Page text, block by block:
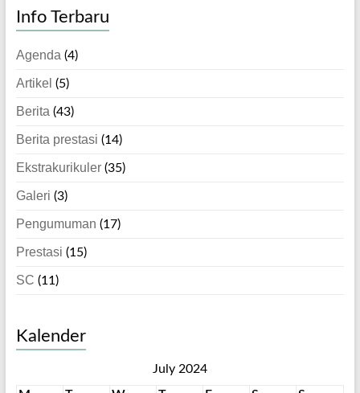
Info Terbaru
Agenda (4)
Artikel (5)
Berita (43)
Berita prestasi (14)
Ekstrakurikuler(35)
Galeri (3)
Pengumuman (17)
Prestasi (15)
SC (11)
Kalender
July 2024